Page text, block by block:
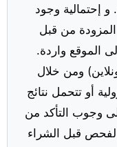
إحتمالية وجود
من قبل
الموقع واردة.
ومن خلال
أو تتحمل نتائج
وجوب التأكد من